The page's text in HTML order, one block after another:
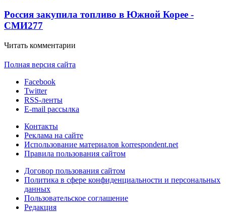
Россия закупила топливо в Южной Корее -
СМИ277
Читать комментарии
Полная версия сайта
Facebook
Twitter
RSS-ленты
E-mail рассылка
Контакты
Реклама на сайте
Использование материалов korrespondent.net
Правила пользования сайтом
Договор пользования сайтом
Политика в сфере конфиденциальности и персональных
данных
Пользовательское соглашение
Редакция